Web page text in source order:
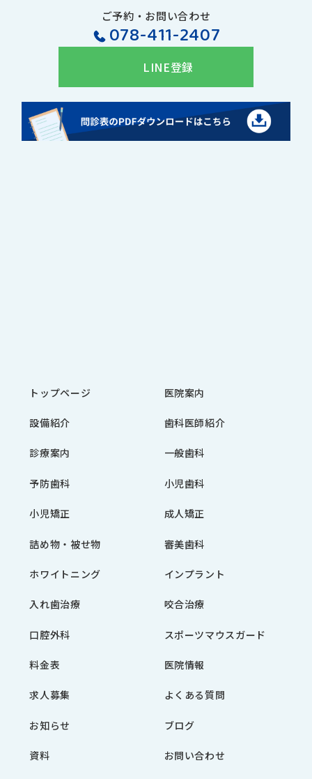
ご予約・お問い合わせ
078-411-2407
LINE登録
トップページ 医院案内
設備紹介 歯科医師紹介
診療案内 一般歯科
予防歯科 小児歯科
小児矯正 成人矯正
詰め物・被せ物 審美歯科
ホワイトニング インプラント
入れ歯治療 咬合治療
口腔外科 スポーツマウスガード
料金表 医院情報
求人募集 よくある質問
お知らせ ブログ
資料 お問い合わせ